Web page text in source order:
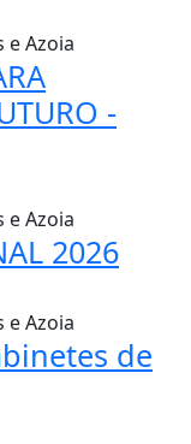
e Azoia
-
e Azoia
2026
e Azoia
de